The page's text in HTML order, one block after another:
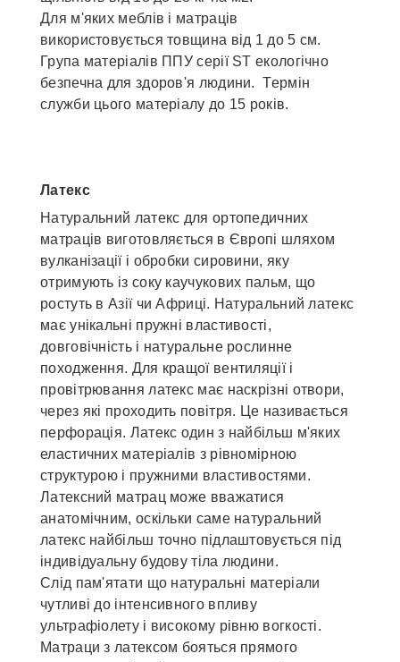
Для м'яких меблів і матраців
використовується товщина від 1 до 5 см.
Група матеріалів ППУ серії ST екологічно
безпечна для здоров'я людини. Термін
служби цього матеріалу до 15 років.
Латекс
Натуральний латекс для ортопедичних
матраців виготовляється в Європі шляхом
вулканізації і обробки сировини, яку
отримують із соку каучукових пальм, що
ростуть в Азії чи Африці. Натуральний латекс
має унікальні пружні властивості,
довговічність і натуральне рослинне
походження. Для кращої вентиляції і
провітрювання латекс має наскрізні отвори,
через які проходить повітря. Це називається
перфорація. Латекс один з найбільш м'яких
еластичних матеріалів з рівномірною
структурою і пружними властивостями.
Латексний матрац може вважатися
анатомічним, оскільки саме натуральний
латекс найбільш точно підлаштовується під
індивідуальну будову тіла людини.
Слід пам'ятати що натуральні матеріали
чутливі до інтенсивного впливу
ультрафіолету і високому рівню вогкості.
Матраци з латексом бояться прямого